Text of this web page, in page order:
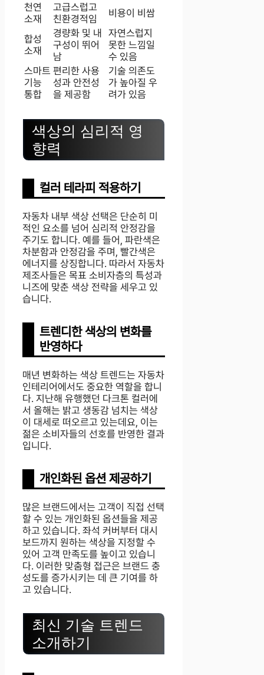
천연
소재
고급스럽고
친환경적임
비용이 비쌈
합성
소재
경량화 및 내
구성이 뛰어
남
자연스럽지
못한 느낌일
수 있음
스마트
기능
통합
편리한 사용
성과 안전성
을 제공함
기술 의존도
가 높아질 우
려가 있음
색상의 심리적 영
향력
컬러 테라피 적용하기
자동차 내부 색상 선택은 단순히 미
적인 요소를 넘어 심리적 안정감을
주기도 합니다. 예를 들어, 파란색은
차분함과 안정감을 주며, 빨간색은
에너지를 상징합니다. 따라서 자동차
제조사들은 목표 소비자층의 특성과
니즈에 맞춘 색상 전략을 세우고 있
습니다.
트렌디한 색상의 변화를
반영하다
매년 변화하는 색상 트렌드는 자동차
인테리어에서도 중요한 역할을 합니
다. 지난해 유행했던 다크톤 컬러에
서 올해는 밝고 생동감 넘치는 색상
이 대세로 떠오르고 있는데요, 이는
젊은 소비자들의 선호를 반영한 결과
입니다.
개인화된 옵션 제공하기
많은 브랜드에서는 고객이 직접 선택
할 수 있는 개인화된 옵션들을 제공
하고 있습니다. 좌석 커버부터 대시
보드까지 원하는 색상을 지정할 수
있어 고객 만족도를 높이고 있습니
다. 이러한 맞춤형 접근은 브랜드 충
성도를 증가시키는 데 큰 기여를 하
고 있습니다.
최신 기술 트렌드
소개하기